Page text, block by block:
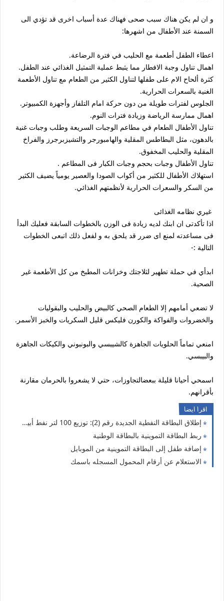
و ان لم يكن هناك سبب صحى فهناك عدة أسباب اخرى قد تؤدي الى
السمنة عند الأطفال من اشهرها:
اعطاء الطفل أطعمة مع الحليب في فترة الرضاعة.
اهمال تناول وجبة الافطار مما يثبط عملية التمثيل الغذائي عند الطفل.
كثرة ألحاح الام على طفلها لتناول الكثير من الطعام مع تناول الأطعمة
الغنية بالسعرات الحرارية.
الجلوس لفترات طويلة من دون حركة امام التلفاز وأجهزة الكمبيوتر.
اهمال ممارسة الرياضة وزيادة فترات النوم.
تناول الأطفال الطعام في مطاعم الوجبات السريعة وطلب وجبات غنية
بالدهون، مثل البطاطس المقلية والهامبورجر والتشيزبرجرز والفراخ
المقلية والحليب المخفوق.
تناول الأطفال وجبات بحجم وجبات الكبار فى المطاعم .
استهلاك الأطفال للكثير من أكواب الصودا والعصير يومياً يضيف الكثير
من السكر والسعرات الحرارية لأنظمتهم الغذائي.
غيري نظامه الغذائى
اذا تأكدتى ان ابنك لديه زيادة فى الوزن بالخطوات السابقة فعليك البدأ
فى مساعدته لمنع اى ضرر قد يلحق به و لفعل ذلك اتبعى الخطوات
التالية :-
ابدأي في حملة تطهير لثلاجتك وخزانات المطبخ من كل الأطعمة غير
الصحية.
لا تضعي أمامهم إلا الطعام الصحي كالبيض والحليب والبقوليات
والخضروات والفواكة والكورن فليكس قليل السكريات والخبز الأسمر.
امنعي تماماً الحلويات الجاهزة كالشيبسي والبونبوني والكيكات الجاهزة
والبيبسي.
اسمحي أحيانا قليلة ببعضالتجاوزات، حتي لا يشعروا بالحرمان مقارنة
بأقرانهم.
اقرا ايضا
إطلاق البطاقة النفطية الجديدة رقم (2): توزيع 100 لتر نفط أبيض لكل عائلة
ربط البطاقة التموينية بالبطاقة الوطنية
إضافة طفل إلى البطاقة التموينية من الموبايل
الاستعلام عن أرقام المحمول المسجله باسمك